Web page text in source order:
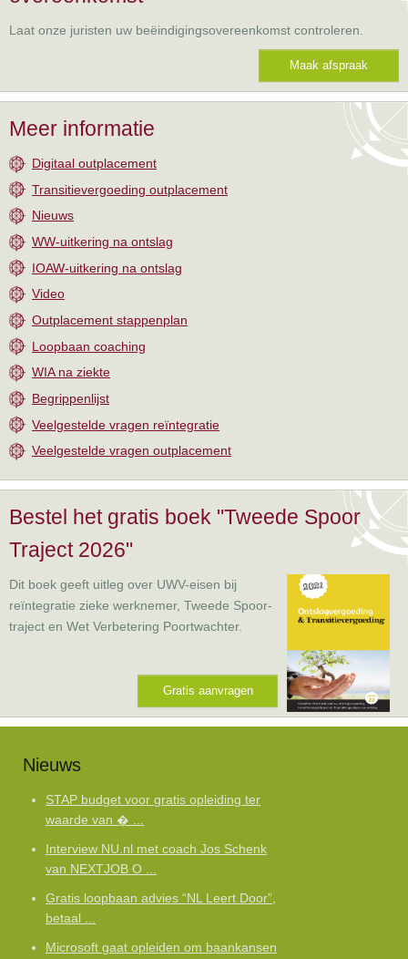
Laat onze juristen uw beëindigingsovereenkomst controleren.
Maak afspraak
Meer informatie
Digitaal outplacement
Transitievergoeding outplacement
Nieuws
WW-uitkering na ontslag
IOAW-uitkering na ontslag
Video
Outplacement stappenplan
Loopbaan coaching
WIA na ziekte
Begrippenlijst
Veelgestelde vragen reïntegratie
Veelgestelde vragen outplacement
Bestel het gratis boek "Tweede Spoor
Traject 2026"
Dit boek geeft uitleg over UWV-eisen bij
reïntegratie zieke werknemer, Tweede Spoor-
traject en Wet Verbetering Poortwachter.
Gratis aanvragen
Nieuws
STAP budget voor gratis opleiding ter
waarde van � ...
Interview NU.nl met coach Jos Schenk
van NEXTJOB O ...
Gratis loopbaan advies “NL Leert Door”,
betaal ...
Microsoft gaat opleiden om baankansen